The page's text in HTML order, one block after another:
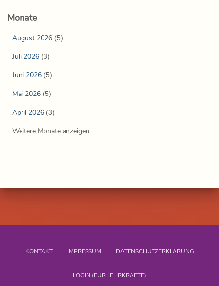
Monate
August 2026 (5)
Juli 2026 (3)
Juni 2026 (5)
Mai 2026 (5)
April 2026 (3)
Weitere Monate anzeigen
KONTAKT IMPRESSUM DATENSCHUTZERKLÄRUNG
LOGIN (FÜR LEHRKRÄFTE)